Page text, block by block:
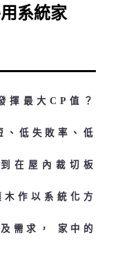
系統家
揮最大CP值？
、低失敗率、低
在屋內裁切板
作以系統化方
需求， 家中的